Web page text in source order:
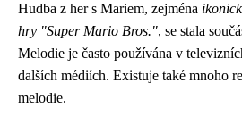
Hudba z her s Mariem, zejména
hry "Super Mario Bros.", se stala
Melodie je často používána v
dalších médiích. Existuje také mnoho
melodie.